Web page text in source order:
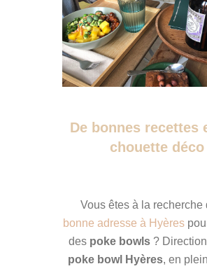
De bonnes recettes
chouette déco
Vous êtes à la recherche
bonne adresse à Hyères
des poke bowls? Direction
poke bowl Hyères, en